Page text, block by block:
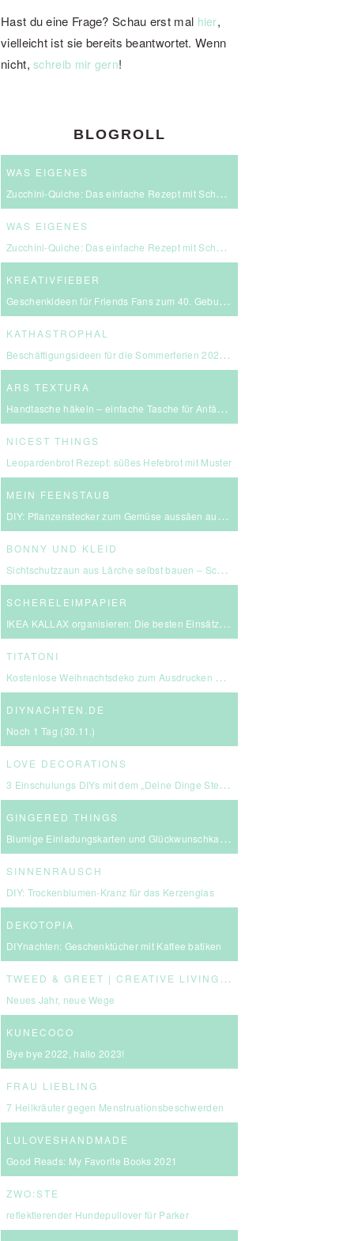
Hast du eine Frage? Schau erst mal hier,
vielleicht ist sie bereits beantwortet. Wenn
nicht,schreib mir gern!
BLOGROLL
WAS EIGENES
Zucchini-Quiche: Das einfache Rezept mit Schmand & Kirschtomaten
WAS EIGENES
Zucchini-Quiche: Das einfache Rezept mit Schmand & Kirschtomaten
KREATIVFIEBER
Geschenkideen für Friends Fans zum 40. Geburtstag
KATHASTROPHAL
Beschäftigungsideen für die Sommerferien 2026 – in Ludwigsburg, Stuttgart & Umgebung
ARS TEXTURA
Handtasche häkeln – einfache Tasche für Anfängerinnen
NICEST THINGS
Leopardenbrot Rezept: süßes Hefebrot mit Muster
MEIN FEENSTAUB
DIY: Pflanzenstecker zum Gemüse aussäen aus FIMO
BONNY UND KLEID
Sichtschutzzaun aus Lärche selbst bauen – Schritt-für-Schritt-Anleitung & Kosten
SCHERELEIMPAPIER
IKEA KALLAX organisieren: Die besten Einsätze für mehr Ordnung
TITATONI
Kostenlose Weihnachtsdeko zum Ausdrucken – eine kleine Girlande für euer Zuhause ☆
DIYNACHTEN.DE
Noch 1 Tag (30.11.)
LOVE DECORATIONS
3 Einschulungs DIYs mit dem „Deine Dinge Stempel – School Edition“ #BackToSchool + Gewinnspiel
GINGERED THINGS
Blumige Einladungskarten und Glückwunschkarten von Send a Smile
SINNENRAUSCH
DIY: Trockenblumen-Kranz für das Kerzenglas
DEKOTOPIA
DIYnachten: Geschenktücher mit Kaffee batiken
T
WEED & GREET | CREATIVE LIVING & BOLD CHOICES
Neues Jahr, neue Wege
KUNECOCO
Bye bye 2022, hallo 2023!
FRAU LIEBLING
7 Heilkräuter gegen Menstruationsbeschwerden
LULOVESHANDMADE
Good Reads: My Favorite Books 2021
ZWO:STE
reflektierender Hundepullover für Parker